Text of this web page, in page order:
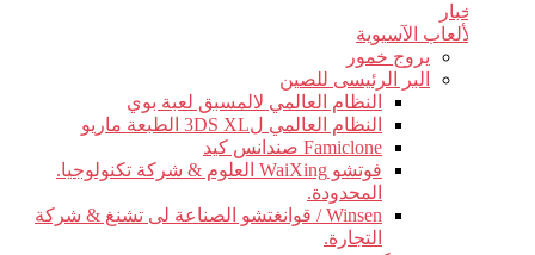
أخبار
الألعاب الآسيوية
يروج خمور
البر الرئيسى للصين
النظام العالمي لالمسبق لعبة بوي
النظام العالمي ل3DS XL الطبعة ماريو
Famiclone صندانس كيد
فوتشو WaiXing العلوم & شركة تكنولوجيا.
المحدودة.
Winsen / قوانغتشو الصناعة لى تشنغ & شركة
التجارة.